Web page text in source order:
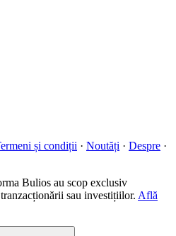
și condiții · Noutăți · Despre ·
Bulios au scop exclusiv
sau investițiilor. Află